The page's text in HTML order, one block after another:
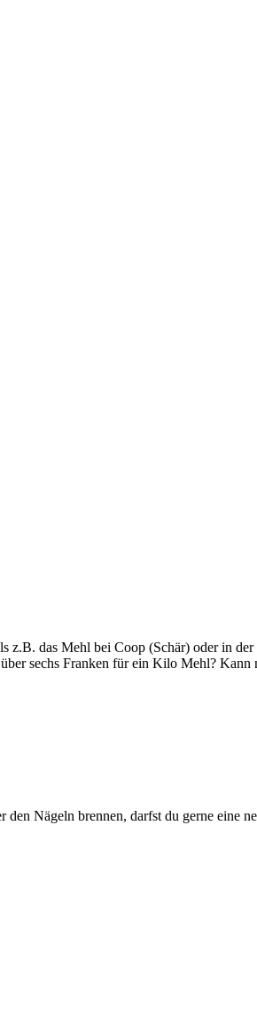
das Mehl bei Coop (Schär) oder in
sechs Franken für ein Kilo Mehl? Kann
Nägeln brennen, darfst du gerne eine